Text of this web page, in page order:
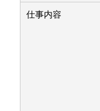
仕事内容